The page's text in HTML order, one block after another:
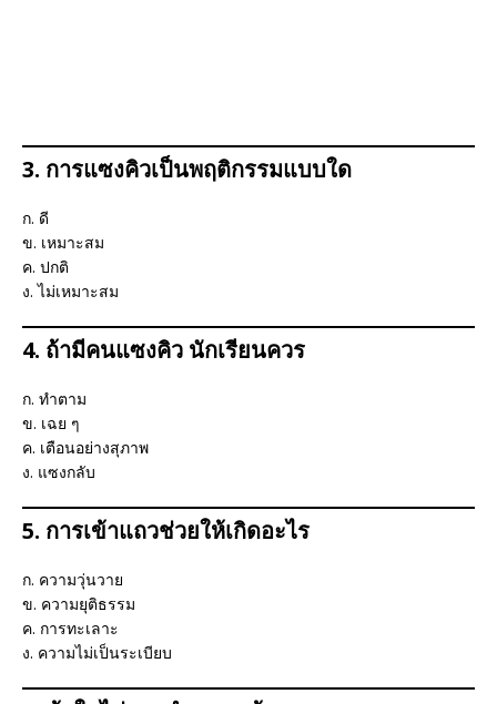
3. การแซงคิวเป็นพฤติกรรมแบบใด
ก. ดี
ข. เหมาะสม
ค. ปกติ
ง. ไม่เหมาะสม
4. ถ้ามีคนแซงคิว นักเรียนควร
ก. ทำตาม
ข. เฉย ๆ
ค. เตือนอย่างสุภาพ
ง. แซงกลับ
5. การเข้าแถวช่วยให้เกิดอะไร
ก. ความวุ่นวาย
ข. ความยุติธรรม
ค. การทะเลาะ
ง. ความไม่เป็นระเบียบ